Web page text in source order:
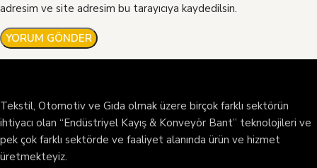
adresim ve site adresim bu tarayıcıya kaydedilsin.
Tekstil, Otomotiv ve Gıda olmak üzere birçok farklı sektörün
ihtiyacı olan “Endüstriyel Kayış & Konveyör Bant” teknolojileri ve
pek çok farklı sektörde ve faaliyet alanında ürün ve hizmet
üretmekteyiz.